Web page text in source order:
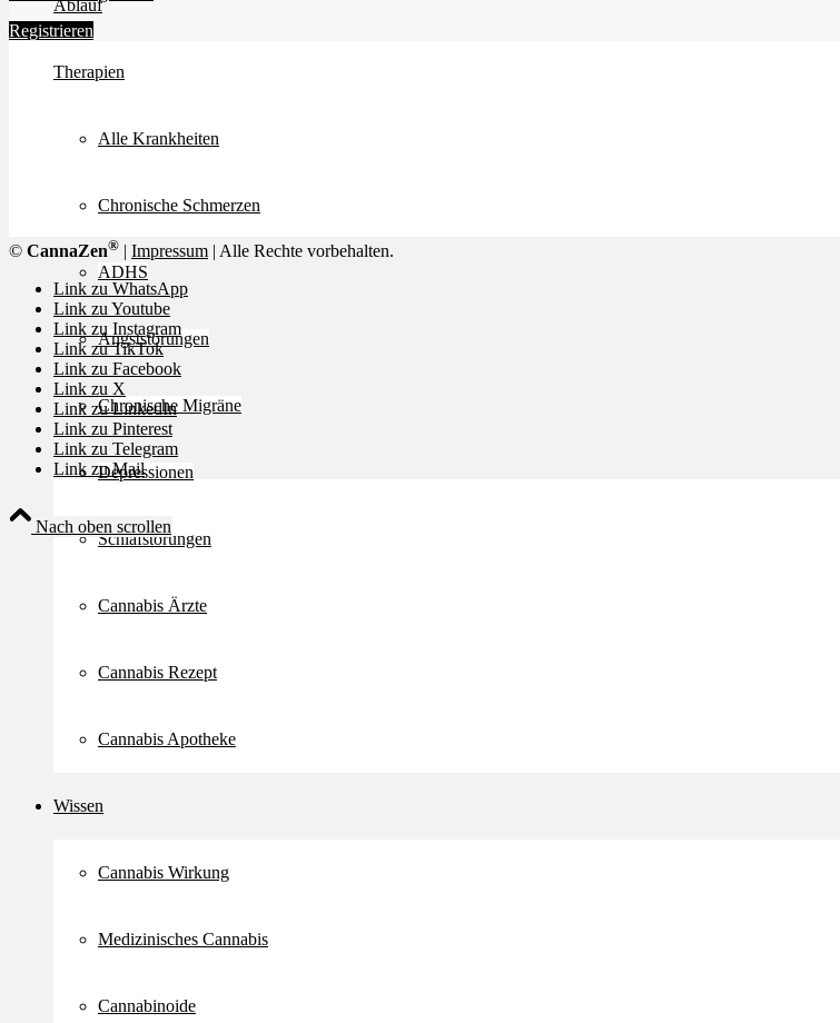
Ablauf
Therapien
Alle Krankheiten
Chronische Schmerzen
ADHS
Angststörungen
Chronische Migräne
Depressionen
Schlafstörungen
Cannabis Ärzte
Cannabis Rezept
Cannabis Apotheke
Wissen
Cannabis Wirkung
Medizinisches Cannabis
Cannabinoide
Registrieren
© CannaZen® | Impressum | Alle Rechte vorbehalten.
Link zu WhatsApp
Link zu Youtube
Link zu Instagram
Link zu TikTok
Link zu Facebook
Link zu X
Link zu LinkedIn
Link zu Pinterest
Link zu Telegram
Link zu Mail
Nach oben scrollen